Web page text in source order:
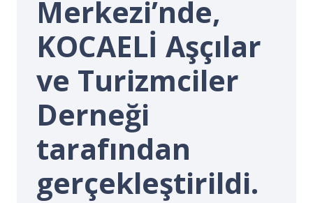
Merkezi’nde,
KOCAELİ Aşçılar
ve Turizmciler
Derneği
tarafından
gerçekleştirildi.